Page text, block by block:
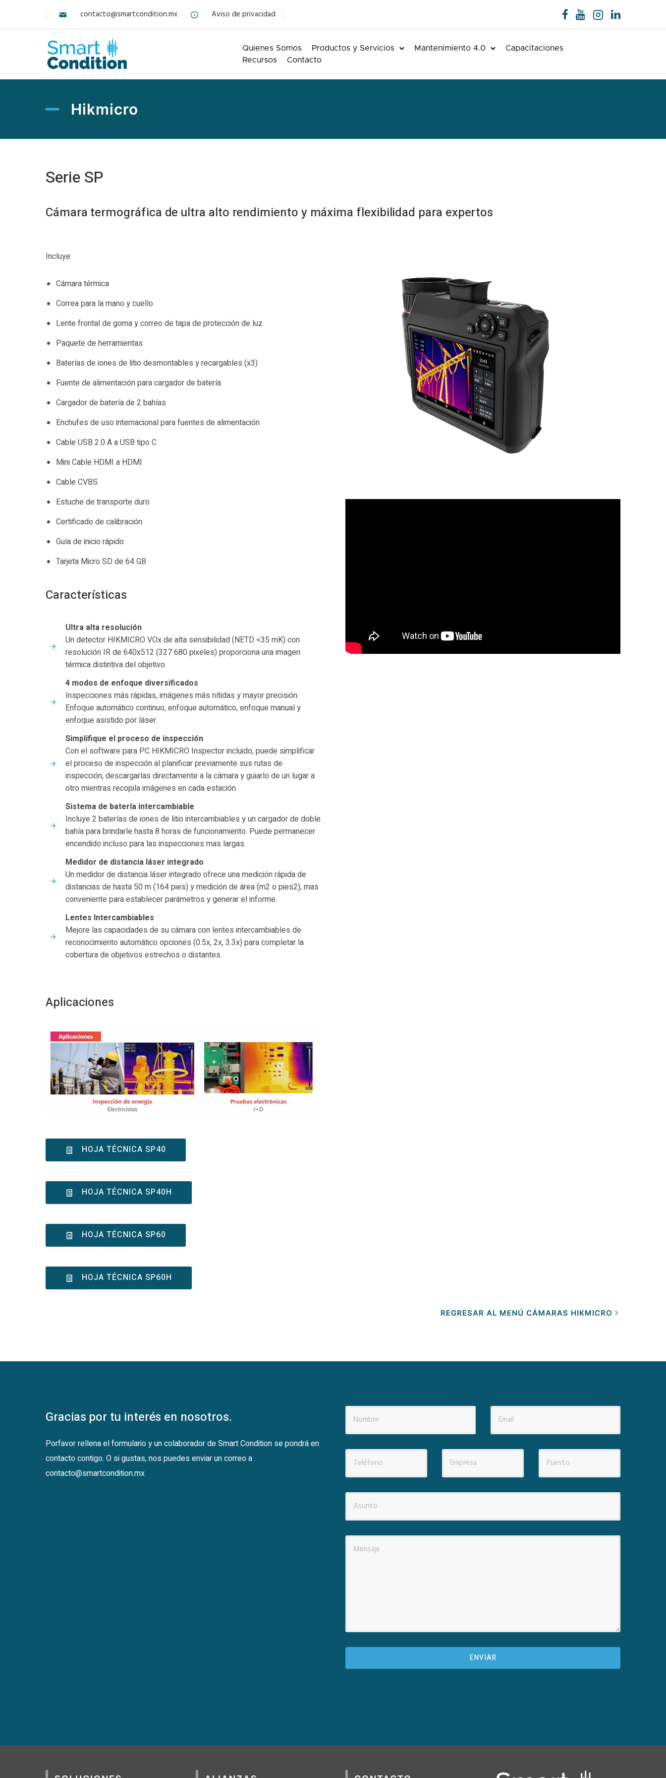
contacto@smartcondition.mx Aviso de privacidad
Quienes Somos Productos y Servicios Mantenimiento 4.0
Capacitaciones
Recursos
Contacto
Hikmicro
Serie SP
Cámara termográfica de ultra alto rendimiento y máxima flexibilidad para expertos
Incluye:
Cámara térmica
Correa para la mano y cuello
Lente frontal de goma y correo de tapa de protección de luz
Paquete de herramientas
Baterías de iones de litio desmontables y recargables (x3)
Fuente de alimentación para cargador de batería
Cargador de batería de 2 bahías
Enchufes de uso internacional para fuentes de alimentación
Cable USB 2.0 A a USB tipo C
Mini Cable HDMI a HDMI
Cable CVBS
Estuche de transporte duro
Certificado de calibración
Guía de inicio rápido
Tarjeta Micro SD de 64 GB
Características
Ultra alta resolución
Un detector HIKMICRO VOx de alta sensibilidad (NETD <35 mK) con
resolución IR de 640x512 (327 680 pixeles) proporciona una imagen
térmica distintiva del objetivo.
4 modos de enfoque diversificados
Inspecciones más rápidas, imágenes más nítidas y mayor precisión.
Enfoque automático continuo, enfoque automático, enfoque manual y
enfoque asistido por láser.
Simplifique el proceso de inspección
Con el software para PC HIKMICRO Inspector incluido, puede simplificar
el proceso de inspección al planificar previamente sus rutas de
inspección, descargarlas directamente a la cámara y guiarlo de un lugar a
otro mientras recopila imágenes en cada estación.
Sistema de batería intercambiable
Incluye 2 baterías de iones de litio intercambiables y un cargador de doble
bahía para brindarle hasta 8 horas de funcionamiento. Puede permanecer
encendido incluso para las inspecciones mas largas.
Medidor de distancia láser integrado
Un medidor de distancia láser integrado ofrece una medición rápida de
distancias de hasta 50 m (164 pies) y medición de área (m2 o pies2), mas
conveniente para establecer parámetros y generar el informe.
Lentes Intercambiables
Mejore las capacidades de su cámara con lentes intercambiables de
reconocimiento automático opciones (0.5x, 2x, 3.3x) para completar la
cobertura de objetivos estrechos o distantes.
Aplicaciones
HOJA TÉCNICA SP40
HOJA TÉCNICA SP40H
HOJA TÉCNICA SP60
HOJA TÉCNICA SP60H
REGRESAR AL MENÚ CÁMARAS HIKMICRO
Gracias por tu interés en nosotros.
Porfavor rellena el formulario y un colaborador de Smart Condition se pondrá en
contacto contigo. O si gustas, nos puedes enviar un correo a
contacto@smartcondition.mx